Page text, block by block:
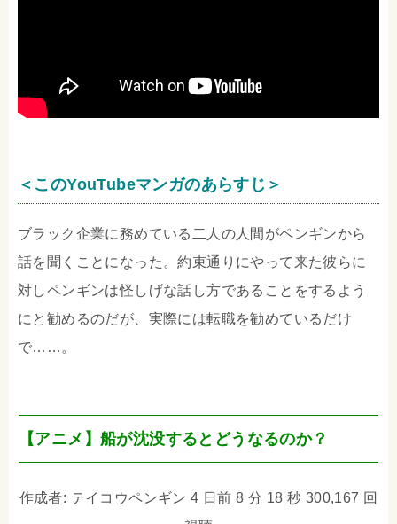
＜このYouTubeマンガのあらすじ＞
ブラック企業に務めている二人の人間がペンギンから
話を聞くことになった。約束通りにやって来た彼らに
対しペンギンは怪しげな話し方であることをするよう
にと勧めるのだが、実際には転職を勧めているだけ
で……。
【アニメ】船が沈没するとどうなるのか？
作成者: テイコウペンギン 4 日前 8 分 18 秒 300,167 回